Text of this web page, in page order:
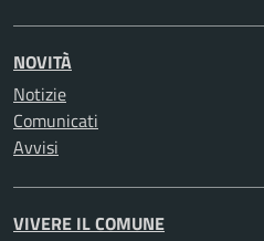
NOVITÀ
Notizie
Comunicati
Avvisi
VIVERE IL COMUNE